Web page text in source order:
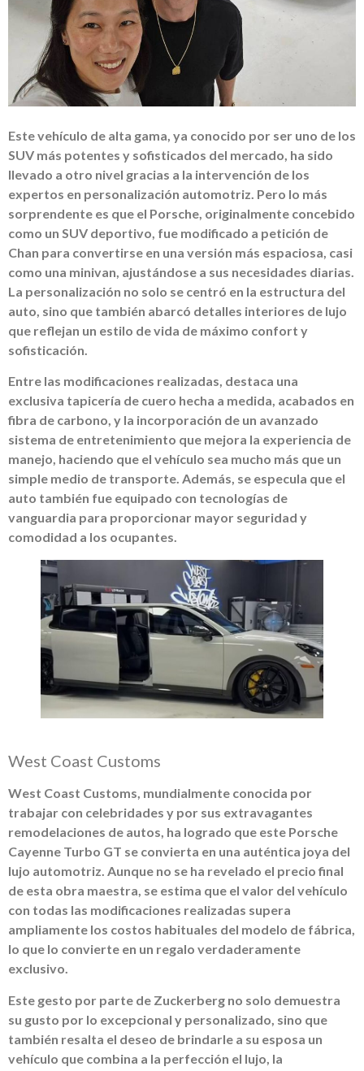
Este vehículo de alta gama, ya conocido por ser uno de los
SUV más potentes y sofisticados del mercado, ha sido
llevado a otro nivel gracias a la intervención de los
expertos en personalización automotriz. Pero lo más
sorprendente es que el Porsche, originalmente concebido
como un SUV deportivo, fue modificado a petición de
Chan para convertirse en una versión más espaciosa, casi
como una minivan, ajustándose a sus necesidades diarias.
La personalización no solo se centró en la estructura del
auto, sino que también abarcó detalles interiores de lujo
que reflejan un estilo de vida de máximo confort y
sofisticación.
Entre las modificaciones realizadas, destaca una
exclusiva tapicería de cuero hecha a medida, acabados en
fibra de carbono, y la incorporación de un avanzado
sistema de entretenimiento que mejora la experiencia de
manejo, haciendo que el vehículo sea mucho más que un
simple medio de transporte. Además, se especula que el
auto también fue equipado con tecnologías de
vanguardia para proporcionar mayor seguridad y
comodidad a los ocupantes.
West Coast Customs
West Coast Customs, mundialmente conocida por
trabajar con celebridades y por sus extravagantes
remodelaciones de autos, ha logrado que este Porsche
Cayenne Turbo GT se convierta en una auténtica joya del
lujo automotriz. Aunque no se ha revelado el precio final
de esta obra maestra, se estima que el valor del vehículo
con todas las modificaciones realizadas supera
ampliamente los costos habituales del modelo de fábrica,
lo que lo convierte en un regalo verdaderamente
exclusivo.
Este gesto por parte de Zuckerberg no solo demuestra
su gusto por lo excepcional y personalizado, sino que
también resalta el deseo de brindarle a su esposa un
vehículo que combina a la perfección el lujo, la